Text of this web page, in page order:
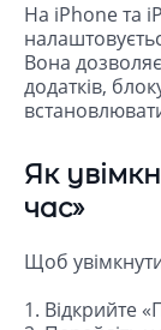
На iPhone та
Вона
додатків,
Як
час»
Щоб
1. Відкрийте